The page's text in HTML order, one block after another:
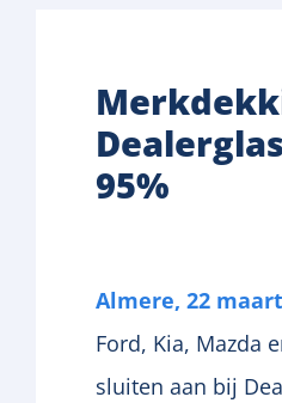
95%
Almere, 22
Ford, Kia, Mazda
sluiten aan bij